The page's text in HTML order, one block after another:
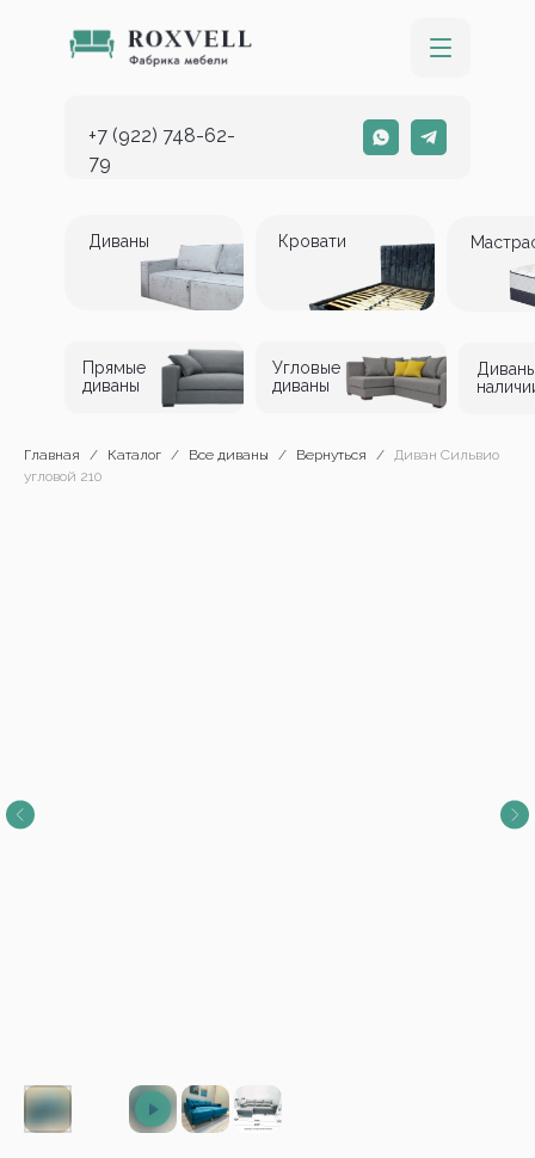
+7 (922) 748-62-
79
Диваны Кровати
Прямые
диваны
Угловые
диваны
Главная Каталог Все диваны Вернуться
Диван Сильвио
угловой 210